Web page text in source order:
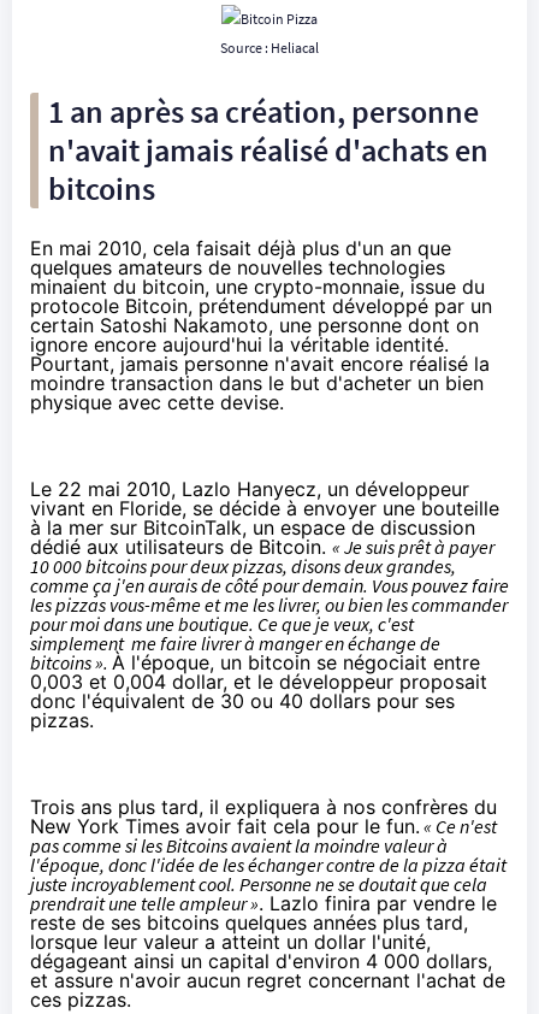
Source : Heliacal
1 an après sa création, personne
n'avait jamais réalisé d'achats en
bitcoins
En mai 2010, cela faisait déjà plus d'un an que
quelques amateurs de nouvelles technologies
minaient du bitcoin, une crypto-monnaie, issue du
protocole Bitcoin, prétendument développé par un
certain Satoshi Nakamoto, une personne dont on
ignore encore aujourd'hui la véritable identité.
Pourtant, jamais personne n'avait encore réalisé la
moindre transaction dans le but d'acheter un bien
physique avec cette devise.
Le 22 mai 2010, Lazlo Hanyecz, un développeur
vivant en Floride, se décide à envoyer une bouteille
à la mer sur BitcoinTalk, un espace de discussion
dédié aux utilisateurs de Bitcoin. « Je suis prêt à payer
10 000 bitcoins pour deux pizzas, disons deux grandes,
comme ça j'en aurais de côté pour demain. Vous pouvez faire
les pizzas vous-même et me les livrer, ou bien les commander
pour moi dans une boutique. Ce que je veux, c'est
simplement me faire livrer à manger en échange de
bitcoins ». À l'époque, un bitcoin se négociait entre
0,003 et 0,004 dollar, et le développeur proposait
donc l'équivalent de 30 ou 40 dollars pour ses
pizzas.
Trois ans plus tard, il expliquera à nos confrères du
New York Times avoir fait cela pour le fun. « Ce n'est
pas comme si lesBitcoins avaient la moindre valeur à
l'époque, donc l'idée de les échanger contre de la pizza était
juste incroyablement cool. Personne ne se doutait que cela
prendrait une telle ampleur ». Lazlo finira par vendre le
reste de ses bitcoins quelques années plus tard,
lorsque leur valeur a atteint un dollar l'unité,
dégageant ainsi un capital d'environ 4 000 dollars,
et assure n'avoir aucun regret concernant l'achat de
ces pizzas.